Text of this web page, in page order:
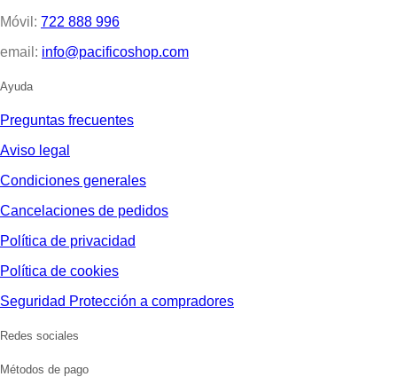
Móvil: 722 888 996
email: info@pacificoshop.com
Ayuda
Preguntas frecuentes
Aviso legal
Condiciones generales
Cancelaciones de pedidos
Política de privacidad
Política de cookies
Seguridad Protección a compradores
Redes sociales
Métodos de pago